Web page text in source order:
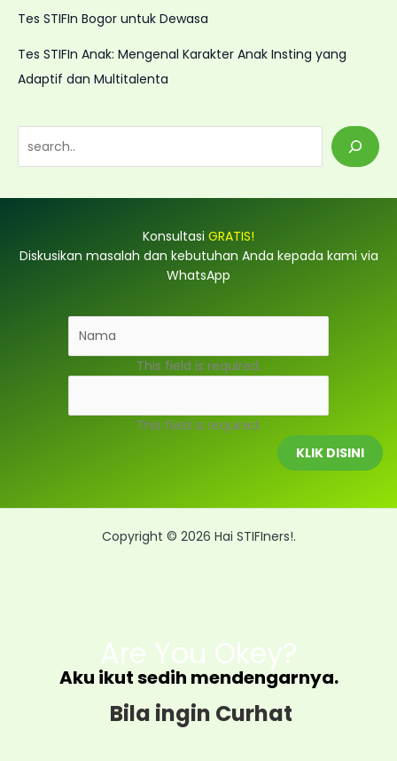
Tes STIFIn Bogor untuk Dewasa
Tes STIFIn Anak: Mengenal Karakter Anak Insting yang
Adaptif dan Multitalenta
e
h
Konsultasi GRATIS!
Diskusikan masalah dan kebutuhan Anda kepada kami via
WhatsApp
This field is required.
This field is required.
KLIK DISINI
Copyright © 2026 Hai STIFIners!.
Are You Okey?
Aku ikut sedih mendengarnya.
Bila ingin Curhat